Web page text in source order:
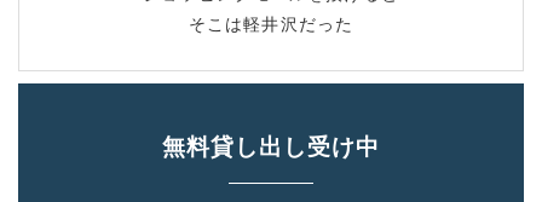
そこは軽井沢だった
無料貸し出し受け中